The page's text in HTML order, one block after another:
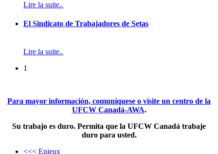
Lire la suite..
El Sindicato de Trabajadores de Setas
Lire la suite..
1
Para mayor información, comuníquese o visite un centro de la
UFCW Canadá-AWA.
Su trabajo es duro. Permita que la UFCW Canadá trabaje
duro para usted.
<<< Enjeux